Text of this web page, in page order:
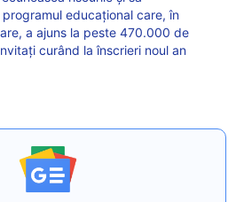
educațional care, în
a ajuns la peste 470.000 de
curând la înscrieri noul an